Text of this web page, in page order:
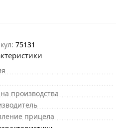
75131
производства
прицела